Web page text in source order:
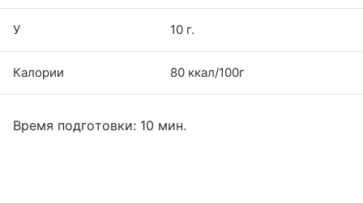
У 10 г.
Калории 80 ккал/100г
Время подготовки: 10 мин.